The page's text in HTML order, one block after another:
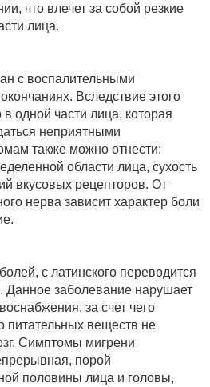
что влечет за собой резкие
лица.
с воспалительными
Вследствие этого
одной части лица, которая
неприятными
также можно отнести:
области лица, сухость
вкусовых рецепторов. От
нерва зависит характер боли
с латинского переводится
Данное заболевание нарушает
за счет чего
питательных веществ не
Симптомы мигрени
порой
половины лица и головы,